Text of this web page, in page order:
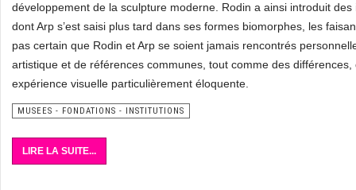
développement de la sculpture moderne. Rodin a ainsi introduit
dont Arp s’est saisi plus tard dans ses formes biomorphes, les
pas certain que Rodin et Arp se soient jamais rencontrés
artistique et de références communes, tout comme des
expérience visuelle particulièrement éloquente.
MUSEES - FONDATIONS - INSTITUTIONS
LIRE LA SUITE...